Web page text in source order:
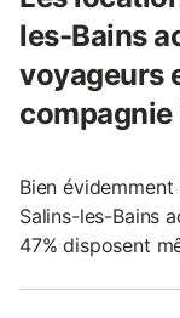
les-Bains
voyageurs
compagnie
Bien
Salins-les-Bains
47% disposent